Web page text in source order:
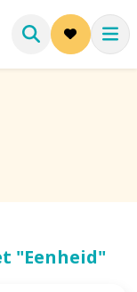
"Eenheid"